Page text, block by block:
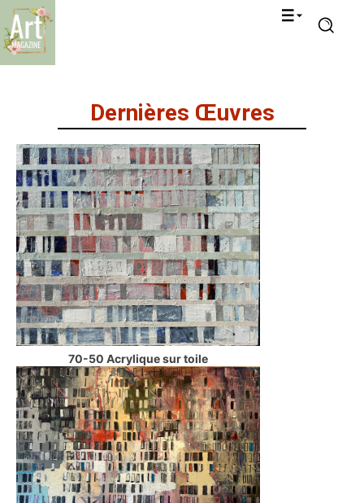
Dernières Œuvres
70-50 Acrylique sur toile